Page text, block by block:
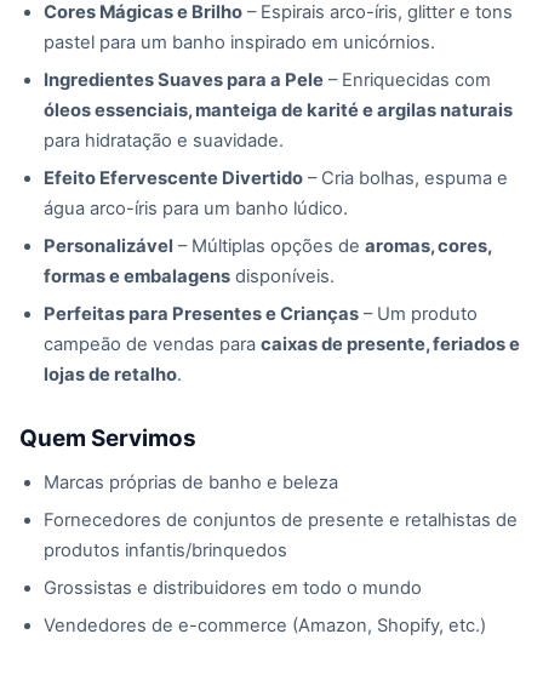
Cores Mágicas e Brilho – Espirais arco-íris, glitter e tons
pastel para um banho inspirado em unicórnios.
Ingredientes Suaves para a Pele – Enriquecidas com
óleos essenciais, manteiga de karité e argilas naturais
para hidratação e suavidade.
Efeito Efervescente Divertido – Cria bolhas, espuma e
água arco-íris para um banho lúdico.
Personalizável – Múltiplas opções de aromas, cores,
formas e embalagens disponíveis.
Perfeitas para Presentes e Crianças – Um produto
campeão de vendas para caixas de presente, feriados e
lojas de retalho.
Quem Servimos
Marcas próprias de banho e beleza
Fornecedores de conjuntos de presente e retalhistas de
produtos infantis/brinquedos
Grossistas e distribuidores em todo o mundo
Vendedores de e-commerce (Amazon, Shopify, etc.)